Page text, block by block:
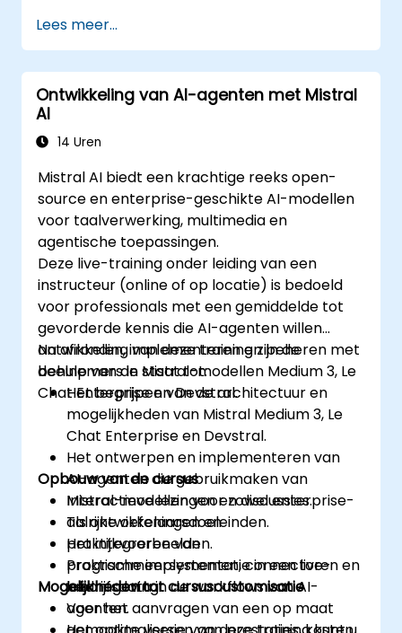
Lees meer...
Ontwikkeling van AI-agenten met Mistral
AI
14 Uren
Mistral AI biedt een krachtige reeks open-
source en enterprise-geschikte AI-modellen
voor taalverwerking, multimedia en
agentische toepassingen.
Deze live-training onder leiding van een
instructeur (online of op locatie) is bedoeld
voor professionals met een gemiddelde tot
gevorderde kennis die AI-agenten willen
ontwikkelen, implementeren en beheren met
behulp van de Mistral-modellen Medium 3, Le
Chat Enterprise en Devstral.
Na afronding van deze training zijn de
deelnemers in staat tot:
Het begrijpen van de architectuur en
mogelijkheden van Mistral Medium 3, Le
Chat Enterprise en Devstral.
Het ontwerpen en implementeren van
AI-agenten die gebruikmaken van
Mistral-modellen voor zowel enterprise-
als ontwikkelaarsdoeleinden.
Het integreren van
programmeersystemen, connectoren en
bedrijfsdata in de workflows van AI-
agenten.
Opbouw van de cursus
Interactieve lezingen en discussies.
Talrijke oefeningen en
praktijkvoorbeelden.
Praktische implementatie in een live-
labomgeving.
Mogelijkheden tot cursuscustomisatie
Voor het aanvragen van een op maat